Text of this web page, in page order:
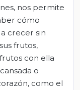
nos permite
cómo
crecer sin
frutos,
con ella
o
como el